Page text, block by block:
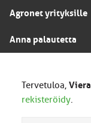
Agronet yrityksille
Anna palautetta
Tervetuloa,
rekisteröidy.